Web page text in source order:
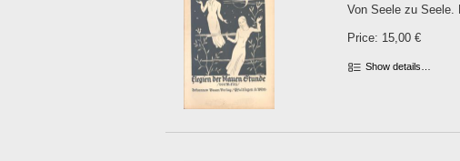
Von Seele zu Seele.
Price: 15,00 €
Show details…